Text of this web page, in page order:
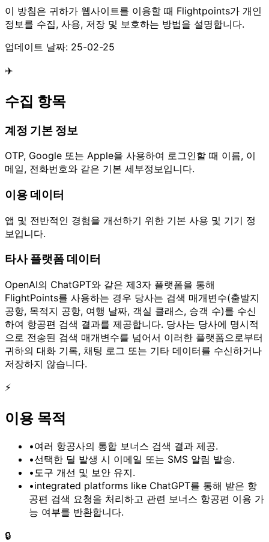
이 방침은 귀하가 웹사이트를 이용할 때 Flightpoints가 개인
정보를 수집, 사용, 저장 및 보호하는 방법을 설명합니다.
업데이트 날짜: 25-02-25
✈️
수집 항목
계정 기본 정보
OTP, Google 또는 Apple을 사용하여 로그인할 때 이름, 이
메일, 전화번호와 같은 기본 세부정보입니다.
이용 데이터
앱 및 전반적인 경험을 개선하기 위한 기본 사용 및 기기 정
보입니다.
타사 플랫폼 데이터
OpenAI의 ChatGPT와 같은 제3자 플랫폼을 통해
FlightPoints를 사용하는 경우 당사는 검색 매개변수(출발지
공항, 목적지 공항, 여행 날짜, 객실 클래스, 승객 수)를 수신
하여 항공편 검색 결과를 제공합니다. 당사는 당사에 명시적
으로 전송된 검색 매개변수를 넘어서 이러한 플랫폼으로부터
귀하의 대화 기록, 채팅 로그 또는 기타 데이터를 수신하거나
저장하지 않습니다.
⚡
이용 목적
•여러 항공사의 통합 보너스 검색 결과 제공.
•선택한 딜 발생 시 이메일 또는 SMS 알림 발송.
• 도구 개선 및 보안 유지.
•integrated platforms like ChatGPT를 통해 받은 항
공편 검색 요청을 처리하고 관련 보너스 항공편 이용 가
능 여부를 반환합니다.
🔒